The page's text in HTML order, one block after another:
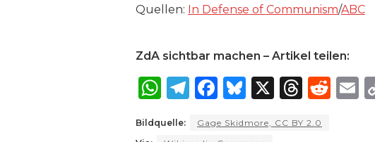
Quellen: In Defense of Communism/ABC
ZdA sichtbar machen – Artikel teilen:
W
a
T
e
F
c
B
e
X
T
re
R
E
Bildquelle:
Gage Skidmore, CC BY 2.0